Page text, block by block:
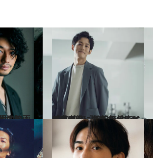
2022.5.6
「僕史上、最もハードルの高い役」に 松坂桃李はどのように向き合ったか。 映画『流浪の月』インタビュー
カルチャー